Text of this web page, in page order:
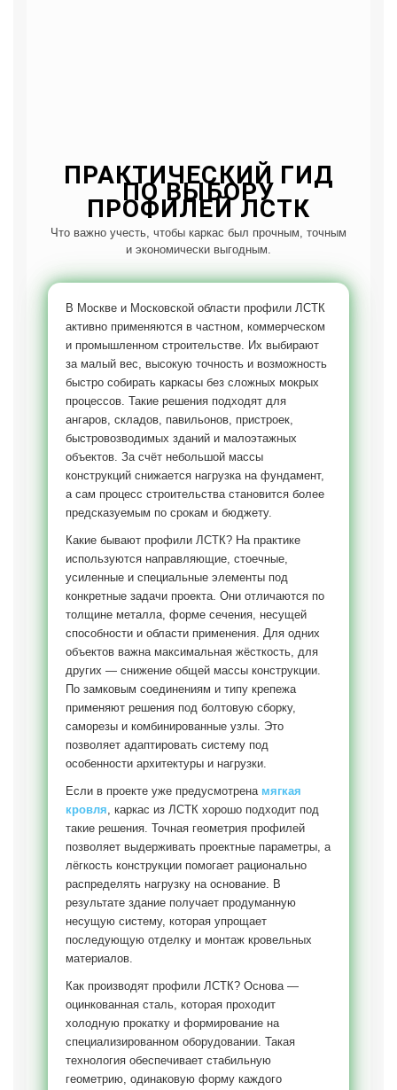
ПРАКТИЧЕСКИЙ ГИД
ПО ВЫБОРУ
ПРОФИЛЕЙ ЛСТК
Что важно учесть, чтобы каркас был прочным, точным
и экономически выгодным.
В Москве и Московской области профили ЛСТК
активно применяются в частном, коммерческом
и промышленном строительстве. Их выбирают
за малый вес, высокую точность и возможность
быстро собирать каркасы без сложных мокрых
процессов. Такие решения подходят для
ангаров, складов, павильонов, пристроек,
быстровозводимых зданий и малоэтажных
объектов. За счёт небольшой массы
конструкций снижается нагрузка на фундамент,
а сам процесс строительства становится более
предсказуемым по срокам и бюджету.
Какие бывают профили ЛСТК? На практике
используются направляющие, стоечные,
усиленные и специальные элементы под
конкретные задачи проекта. Они отличаются по
толщине металла, форме сечения, несущей
способности и области применения. Для одних
объектов важна максимальная жёсткость, для
других — снижение общей массы конструкции.
По замковым соединениям и типу крепежа
применяют решения под болтовую сборку,
саморезы и комбинированные узлы. Это
позволяет адаптировать систему под
особенности архитектуры и нагрузки.
Если в проекте уже предусмотрена мягкая
кровля, каркас из ЛСТК хорошо подходит под
такие решения. Точная геометрия профилей
позволяет выдерживать проектные параметры, а
лёгкость конструкции помогает рационально
распределять нагрузку на основание. В
результате здание получает продуманную
несущую систему, которая упрощает
последующую отделку и монтаж кровельных
материалов.
Как производят профили ЛСТК? Основа —
оцинкованная сталь, которая проходит
холодную прокатку и формирование на
специализированном оборудовании. Такая
технология обеспечивает стабильную
геометрию, одинаковую форму каждого